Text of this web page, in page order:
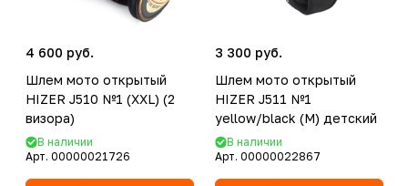
4 600 руб.
Шлем мото открытый
HIZER J510 №1 (XXL) (2
визора)
В наличии
Арт. 00000021726
3 300 руб.
Шлем мото открытый
HIZER J511 №1
yellow/black (M) детский
В наличии
Арт. 00000022867